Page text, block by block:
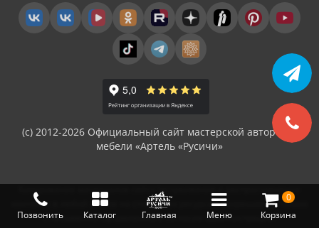
Меню
Позвонить Каталог Главная
0
Корзина
(с) 2012-2026 Официальный сайт мастерской авторской
мебели «Артель «Русичи»
Копирование материалов сайта (встраивание и распространение
контента в любой форме на сторонних ресурсах) разрешается только
с письменно-оформленного согласия администрации.